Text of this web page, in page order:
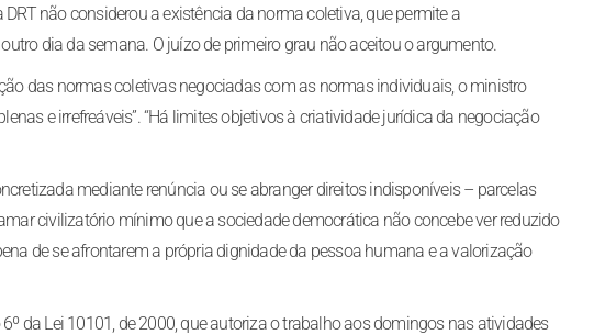
não considerou a existência da norma coletiva, que permite a
dia da semana. O juízo de primeiro grau não aceitou o argumento.
das normas coletivas negociadas com as normas individuais, o ministro
e irrefreáveis”. “Há limites objetivos à criatividade jurídica da negociação
mediante renúncia ou se abranger direitos indisponíveis – parcelas
civilizatório mínimo que a sociedade democrática não concebe ver reduzido
de se afrontarem a própria dignidade da pessoa humana e a valorização
da Lei 10101, de 2000, que autoriza o trabalho aos domingos nas atividades